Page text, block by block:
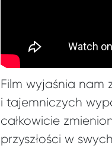
Film wyjaśnia nam
i tajemniczych
całkowicie
przyszłości w